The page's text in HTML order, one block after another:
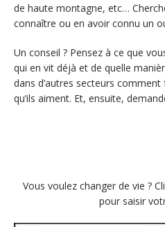
de haute montagne, etc…
connaître ou en avoir connu un
Un conseil ? Pensez à ce que
qui en vit déjà et de quelle
dans d’autres secteurs
qu’ils aiment. Et, ensuite,
Vous voulez changer de vie ?
pour saisir